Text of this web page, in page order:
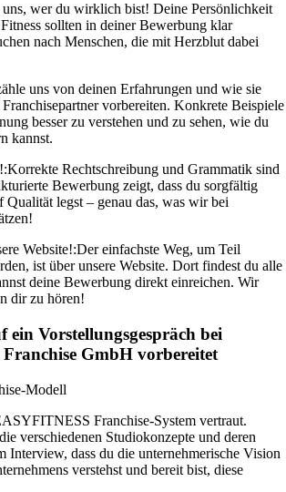
uns, wer du wirklich bist! Deine Persönlichkeit
sollten in deiner Bewerbung klar
nach Menschen, die mit Herzblut dabei
uns von deinen Erfahrungen und wie sie
vorbereiten. Konkrete Beispiele
besser zu verstehen und zu sehen, wie du
kannst.
Korrekte Rechtschreibung und Grammatik sind
Bewerbung zeigt, dass du sorgfältig
Qualität legst – genau das, was wir bei
Website!:Der einfachste Weg, um Teil
ist über unsere Website. Dort findest du alle
deine Bewerbung direkt einreichen. Wir
dir zu hören!
ein Vorstellungsgespräch bei
GmbH vorbereitet
Modell
Franchise-System vertraut.
verschiedenen Studiokonzepte und deren
Interview, dass du die unternehmerische Vision
verstehst und bereit bist, diese